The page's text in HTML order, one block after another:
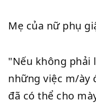
Mẹ của nữ phụ
"Nếu không phải
những việc m/ày
đã có thể cho